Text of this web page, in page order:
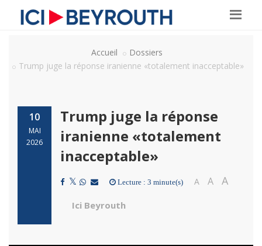
Accueil
Dossiers
Trump juge la réponse iranienne «totalement inacceptable»
10
MAI
2026
Trump juge la réponse
iranienne «totalement
inacceptable»
Lecture : 3 minute(s) A A A
Ici Beyrouth